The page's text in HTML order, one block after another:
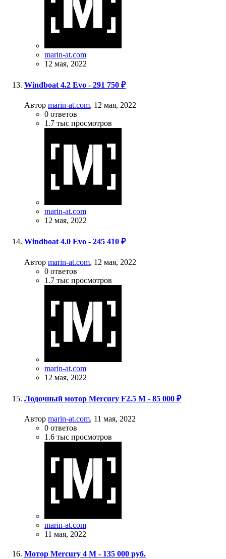
marin-at.com
12 мая, 2022
Windboat 4.2 Evo - 291 750 ₽
Автор marin-at.com, 12 мая, 2022
0 ответов
1.7 тыс просмотров
marin-at.com
12 мая, 2022
Windboat 4.0 Evo - 245 410 ₽
Автор marin-at.com, 12 мая, 2022
0 ответов
1.7 тыс просмотров
marin-at.com
12 мая, 2022
Лодочный мотор Mercury F2.5 M - 85 000 ₽
Автор marin-at.com, 11 мая, 2022
0 ответов
1.6 тыс просмотров
marin-at.com
11 мая, 2022
Мотор Mercury 4 M - 135 000 руб.